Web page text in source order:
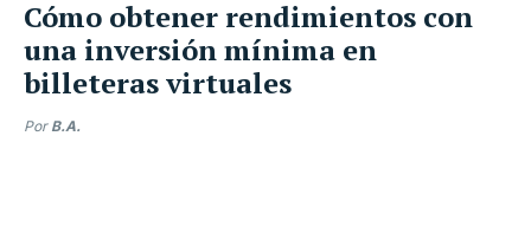
Cómo obtener rendimientos con
una inversión mínima en
billeteras virtuales
Por B.A.